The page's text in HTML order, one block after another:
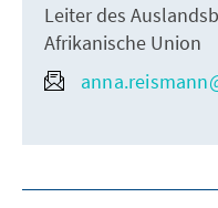
Leiter des
Afrikanische Union